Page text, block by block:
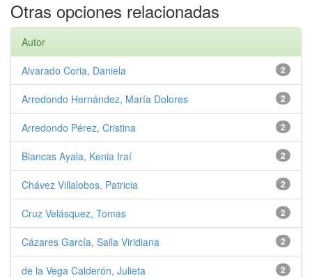
Otras opciones relacionadas
Autor
2
Alvarado Coria, Daniela
2
Arredondo Hernández, María Dolores
2
Arredondo Pérez, Cristina
2
Blancas Ayala, Kenia Iraí
2
Chávez Villalobos, Patricia
2
Cruz Velásquez, Tomas
2
Cázares García, Saila Viridiana
2
de la Vega Calderón, Julieta